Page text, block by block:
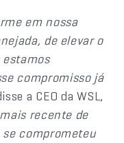
em nossa
de elevar o
compromisso já
a CEO da WSL,
recente de
se comprometeu